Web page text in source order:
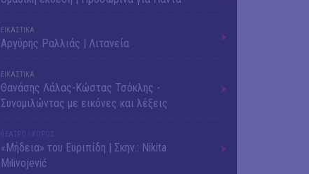
ΕΙΚΑΣΤΙΚΑ
Αργύρης Ραλλιάς | Λιτανεία
ΕΙΚΑΣΤΙΚΑ
Θανάσης Λάλας-Κώστας Τσόκλης -
Συνομιλώντας με εικόνες και λέξεις
ΘΕΑΤΡΟ / ΧΟΡΟΣ
«Μήδεια» του Ευριπίδη | Σκην.: Nikita
Milivojević